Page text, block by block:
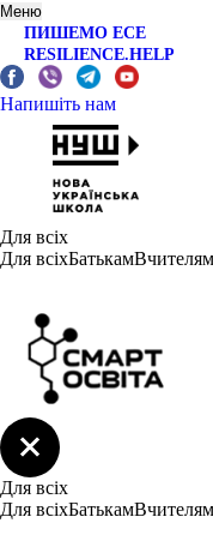
Меню
ПИШЕМО ЕСЕ
RESILIENCE.HELP
Напишіть нам
Для всіх
Для всіхБатькамВчителям
Для всіх
Для всіхБатькамВчителям